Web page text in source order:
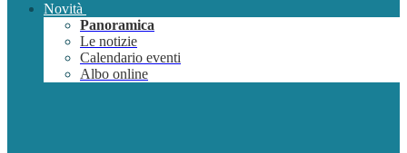
Novità
Panoramica
Le notizie
Calendario eventi
Albo online